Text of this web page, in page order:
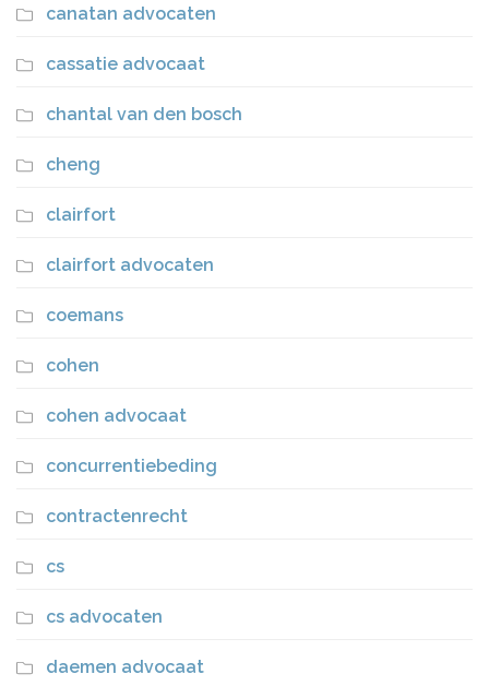
canatan advocaten
cassatie advocaat
chantal van den bosch
cheng
clairfort
clairfort advocaten
coemans
cohen
cohen advocaat
concurrentiebeding
contractenrecht
cs
cs advocaten
daemen advocaat